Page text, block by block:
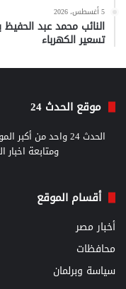
5 أغسطس، 2026
النائب محمد عبد
تسعير الكهرباء
موقع الحدث 24
الحدث 24 واحد من
ومتابعة اخبار
أقسام الموقع
أخبار مصر
محافظات
سياسة وبرلمان